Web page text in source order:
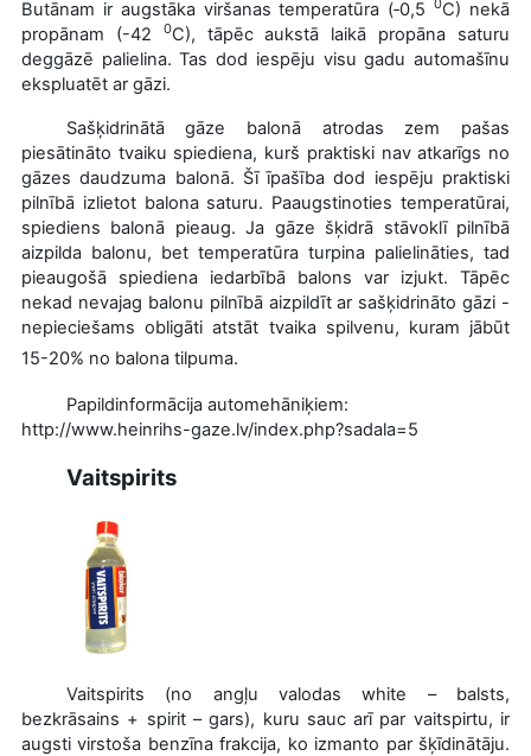
Butānam ir augstāka viršanas temperatūra (‑0,50C) nekā
propānam (-42
0C), tāpēc aukstā laikā propāna saturu
deggāzē palielina. Tas dod iespēju visu gadu automašīnu
ekspluatēt ar gāzi.
Sašķidrinātā gāze balonā atrodas zem pašas
piesātināto tvaiku spiediena, kurš praktiski nav atkarīgs no
gāzes daudzuma balonā. Šī īpašība dod iespēju praktiski
pilnībā izlietot balona saturu. Paaugstinoties temperatūrai,
spiediens balonā pieaug. Ja gāze šķidrā stāvoklī pilnībā
aizpilda balonu, bet temperatūra turpina palielināties, tad
pieaugošā spiediena iedarbībā balons var izjukt. Tāpēc
nekad nevajag balonu pilnībā aizpildīt ar sašķidrināto gāzi -
nepieciešams obligāti atstāt tvaika spilvenu, kuram jābūt
15-20% no balona tilpuma.
Papildinformācija automehāniķiem:
http://www.heinrihs-gaze.lv/index.php?sadala=5
Vaitspirits
Vaitspirits (no angļu valodas
white – balsts,
bezkrāsains + spirit – gars), kuru sauc arī par vaitspirtu, ir
augsti virstoša benzīna frakcija, ko izmanto par šķīdinātāju.